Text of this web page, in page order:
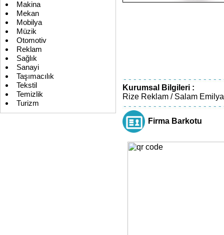
Makina
Mekan
Mobilya
Müzik
Otomotiv
Reklam
Sağlık
Sanayi
Taşımacılık
Tekstil
Temizlik
Turizm
Kurumsal Bilgileri :
Rize Reklam / Salam
Firma Barkotu